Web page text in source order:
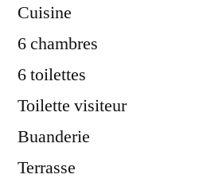
Cuisine
6 chambres
6 toilettes
Toilette visiteur
Buanderie
Terrasse